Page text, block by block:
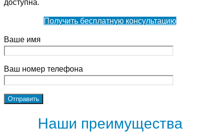
доступна.
Получить бесплатную консультацию
Ваше имя
Ваш номер телефона
Наши преимущества